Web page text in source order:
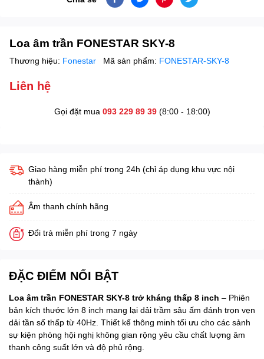
Loa âm trần FONESTAR SKY-8
Thương hiệu: Fonestar Mã sản phẩm: FONESTAR-SKY-8
Liên hệ
Gọi đặt mua 093 229 89 39(8:00 - 18:00)
Giao hàng miễn phí trong 24h (chỉ áp dụng khu vực nội
thành)
Âm thanh chính hãng
Đổi trả miễn phí trong 7 ngày
ĐẶC ĐIỂM NỔI BẬT
Loa âm trần FONESTAR SKY-8 trở kháng thấp 8 inch – Phiên
bản kích thước lớn 8 inch mang lại dải trầm sâu ấm đánh trọn vẹn
dải tần số thấp từ 40Hz. Thiết kế thông minh tối ưu cho các sảnh
sự kiện phòng hội nghị không gian rộng yêu cầu chất lượng âm
thanh công suất lớn và độ phủ rộng.